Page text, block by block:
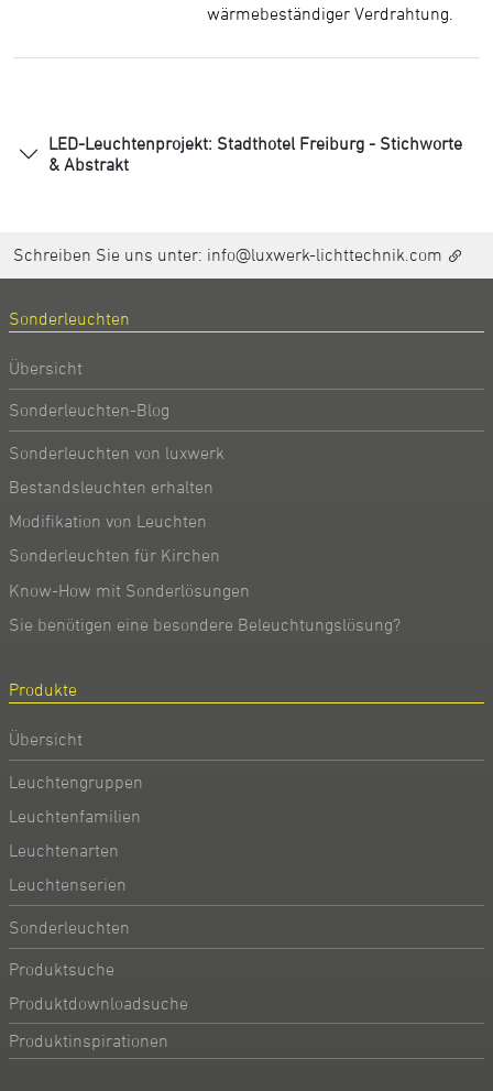
wärmebeständiger Verdrahtung.
LED-Leuchtenprojekt: Stadthotel Freiburg - Stichworte
& Abstrakt
Schreiben Sie uns unter: info@luxwerk-lichttechnik.com
Sonderleuchten
Übersicht
Sonderleuchten-Blog
Sonderleuchten von luxwerk
Bestandsleuchten erhalten
Modifikation von Leuchten
Sonderleuchten für Kirchen
Know-How mit Sonderlösungen
Sie benötigen eine besondere Beleuchtungslösung?
Produkte
Übersicht
Leuchtengruppen
Leuchtenfamilien
Leuchtenarten
Leuchtenserien
Sonderleuchten
Produktsuche
Produktdownloadsuche
Produktinspirationen